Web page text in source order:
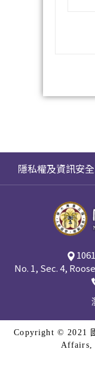
隱私權及資訊安
No. 1, Sec. 4,
Copyright © 2021
Affairs,